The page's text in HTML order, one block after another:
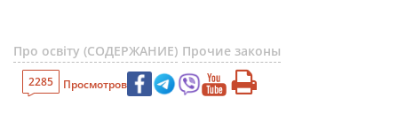
Про освіту (СОДЕРЖАНИЕ) Прочие законы
2285 Просмотров